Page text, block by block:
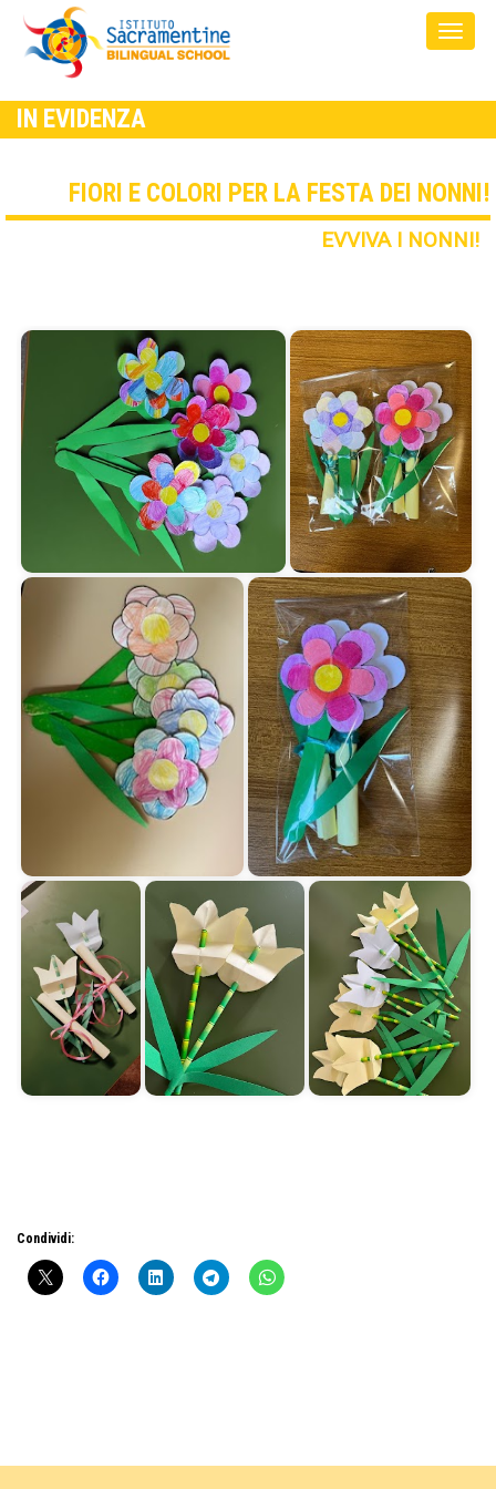
IN EVIDENZA
FIORI E COLORI PER LA FESTA DEI NONNI!
EVVIVA I NONNI!
Condividi: